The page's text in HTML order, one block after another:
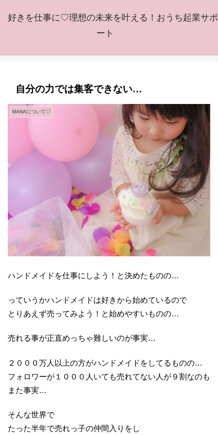
好きを仕事に♡理想の未来を叶える！おうち起業サポ
ート
自分の力では集客できない…
MANAについて♡
ハンドメイドを仕事にしよう！と決めたものの…
っていうかハンドメイドは好きから始めているので
とりあえず売ってみよう！と始めやすいものの…
売れる事が正直めっちゃ難しいのが事実…
２０００万人以上の方がハンドメイドをしてるものの…
フォロワーが１０００人いても売れてない人が９割なのも
また事実…
そんな世界で
たった半年で売れっ子の仲間入りをし